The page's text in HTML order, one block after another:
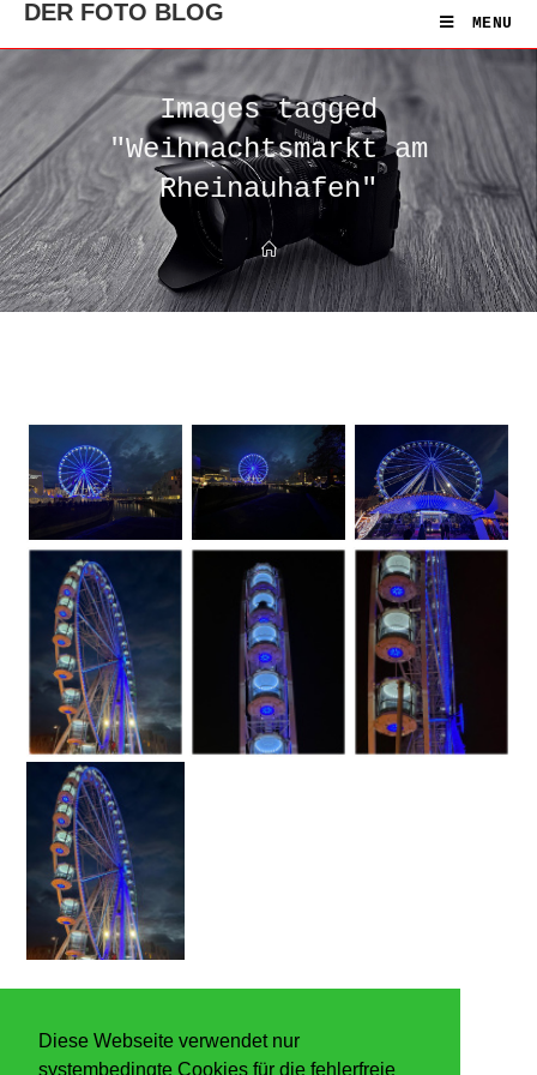
Diese Webseite verwendet nur
systembedingte Cookies für die fehlerfreie
DER FOTO BLOG MENU
Images tagged
"Weihnachtsmarkt am
Rheinauhafen"